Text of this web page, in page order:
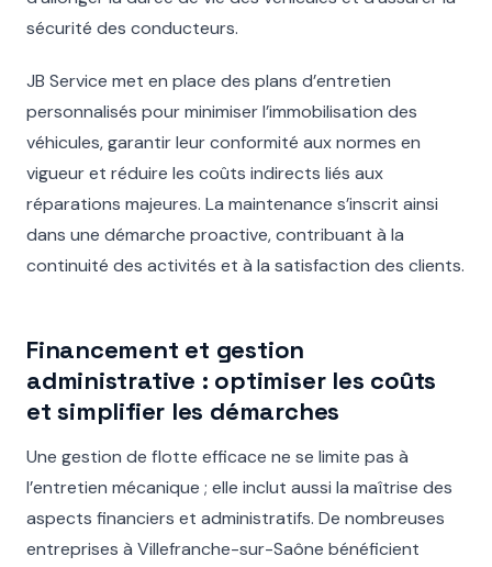
sécurité des conducteurs.
JB Service met en place des plans d’entretien
personnalisés pour minimiser l’immobilisation des
véhicules, garantir leur conformité aux normes en
vigueur et réduire les coûts indirects liés aux
réparations majeures. La maintenance s’inscrit ainsi
dans une démarche proactive, contribuant à la
continuité des activités et à la satisfaction des clients.
Financement et gestion
administrative : optimiser les coûts
et simplifier les démarches
Une gestion de flotte efficace ne se limite pas à
l’entretien mécanique ; elle inclut aussi la maîtrise des
aspects financiers et administratifs. De nombreuses
entreprises à Villefranche-sur-Saône bénéficient